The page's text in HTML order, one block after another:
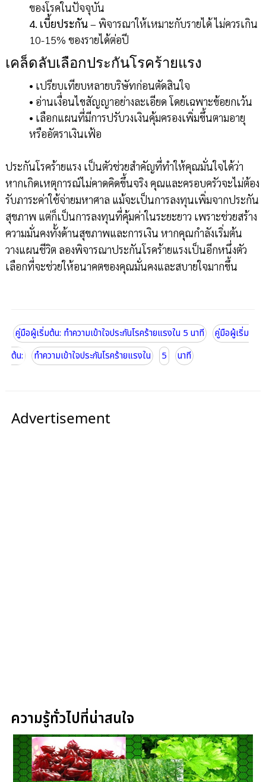
ของโรคในปัจจุบัน
4. เบี้ยประกัน– พิจารณาให้เหมาะกับรายได้ ไม่ควรเกิน
10-15% ของรายได้ต่อปี
เคล็ดลับเลือกประกันโรคร้ายแรง
• เปรียบเทียบหลายบริษัทก่อนตัดสินใจ
• อ่านเงื่อนไขสัญญาอย่างละเอียด โดยเฉพาะข้อยกเว้น
• เลือกแผนที่มีการปรับวงเงินคุ้มครองเพิ่มขึ้นตามอายุ
หรืออัตราเงินเฟ้อ
ประกันโรคร้ายแรง เป็นตัวช่วยสำคัญที่ทำให้คุณมั่นใจได้ว่า
หากเกิดเหตุการณ์ไม่คาดคิดขึ้นจริง คุณและครอบครัวจะไม่ต้อง
รับภาระค่าใช้จ่ายมหาศาล แม้จะเป็นการลงทุนเพิ่มจากประกัน
สุขภาพ แต่ก็เป็นการลงทุนที่คุ้มค่าในระยะยาว เพราะช่วยสร้าง
ความมั่นคงทั้งด้านสุขภาพและการเงิน หากคุณกำลังเริ่มต้น
วางแผนชีวิต ลองพิจารณาประกันโรคร้ายแรงเป็นอีกหนึ่งตัว
เลือกที่จะช่วยให้อนาคตของคุณมั่นคงและสบายใจมากขึ้น
คู่มือผู้เริ่มต้น: ทำความเข้าใจประกันโรคร้ายแรงใน 5 นาที
คู่มือผู้เริ่ม
ต้น:
ทำความเข้าใจประกันโรคร้ายแรงใน 5 นาที
Advertisement
ความรู้ทั่วไปที่น่าสนใจ